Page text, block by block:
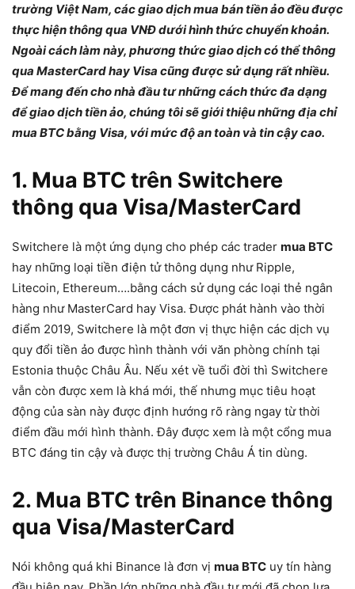
trường Việt Nam, các giao dịch mua bán tiền ảo đều được
thực hiện thông qua VNĐ dưới hình thức chuyển khoản.
Ngoài cách làm này, phương thức giao dịch có thể thông
qua MasterCard hay Visa cũng được sử dụng rất nhiều.
Để mang đến cho nhà đầu tư những cách thức đa dạng
để giao dịch tiền ảo, chúng tôi sẽ giới thiệu những địa chỉ
mua BTC bằng Visa, với mức độ an toàn và tin cậy cao.
1. Mua BTC trên Switchere
thông qua Visa/MasterCard
Switchere là một ứng dụng cho phép các trader mua BTC
hay những loại tiền điện tử thông dụng như Ripple,
Litecoin, Ethereum….bằng cách sử dụng các loại thẻ ngân
hàng như MasterCard hay Visa. Được phát hành vào thời
điểm 2019, Switchere là một đơn vị thực hiện các dịch vụ
quy đổi tiền ảo được hình thành với văn phòng chính tại
Estonia thuộc Châu Âu. Nếu xét về tuổi đời thì Switchere
vẫn còn được xem là khá mới, thế nhưng mục tiêu hoạt
động của sàn này được định hướng rõ ràng ngay từ thời
điểm đầu mới hình thành. Đây được xem là một cổng mua
BTC đáng tin cậy và được thị trường Châu Á tin dùng.
2. Mua BTC trên Binance thông
qua Visa/MasterCard
Nói không quá khi Binance là đơn vị mua BTC uy tín hàng